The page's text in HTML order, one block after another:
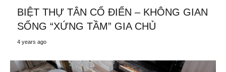
BIỆT THỰ TÂN CỔ ĐIỂN – KHÔNG GIAN
SỐNG “XỨNG TẦM” GIA CHỦ
4 years ago